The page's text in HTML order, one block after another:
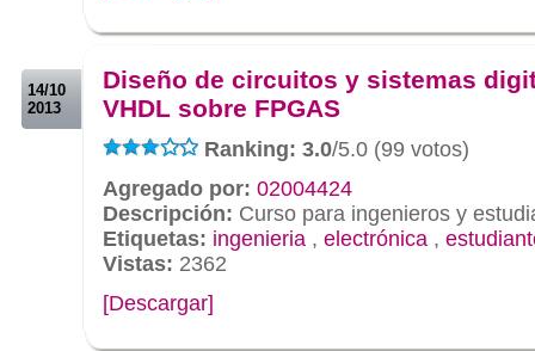
14/10
2013
Diseño de circuitos y sistemas
VHDL sobre FPGAS
Ranking: 3.0/5.0 (99 votos)
Agregado por: 02004424
Descripción: Curso para ingenieros y
Etiquetas: ingenieria , electrónica ,
Vistas: 2362
[Descargar]